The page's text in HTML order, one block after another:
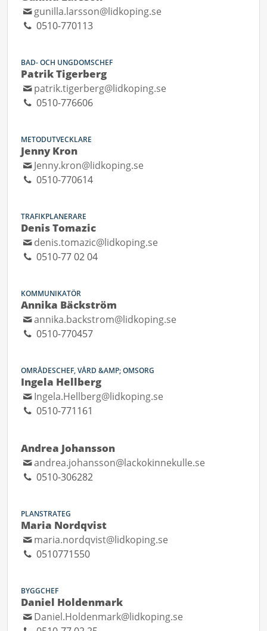
gunilla.larsson@lidkoping.se
0510-770113
BAD- OCH UNGDOMSCHEF
Patrik Tigerberg
patrik.tigerberg@lidkoping.se
0510-776606
METODUTVECKLARE
Jenny Kron
Jenny.kron@lidkoping.se
0510-770614
TRAFIKPLANERARE
Denis Tomazic
denis.tomazic@lidkoping.se
0510-77 02 04
KOMMUNIKATÖR
Annika Bäckström
annika.backstrom@lidkoping.se
0510-770457
OMRÅDESCHEF, VÅRD &AMP; OMSORG
Ingela Hellberg
Ingela.Hellberg@lidkoping.se
0510-771161
Andrea Johansson
andrea.johansson@lackokinnekulle.se
0510-306282
PLANSTRATEG
Maria Nordqvist
maria.nordqvist@lidkoping.se
0510771550
BYGGCHEF
Daniel Holdenmark
Daniel.Holdenmark@lidkoping.se